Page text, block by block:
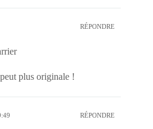
RÉPONDRE
plus originale !
RÉPONDRE